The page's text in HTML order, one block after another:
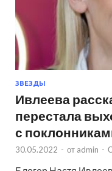
ЗВЕЗДЫ
Ивлеева
перестала
с
30.05.2022 - от admin -